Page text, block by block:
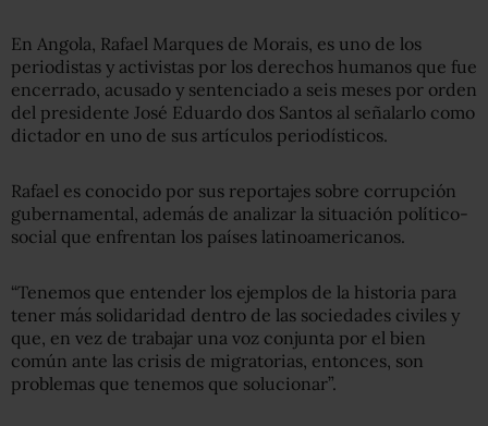
En Angola, Rafael Marques de Morais, es uno de los
periodistas y activistas por los derechos humanos que fue
encerrado, acusado y sentenciado a seis meses por orden
del presidente José Eduardo dos Santos al señalarlo como
dictador en uno de sus artículos periodísticos.
Rafael es conocido por sus reportajes sobre corrupción
gubernamental, además de analizar la situación político-
social que enfrentan los países latinoamericanos.
“Tenemos que entender los ejemplos de la historia para
tener más solidaridad dentro de las sociedades civiles y
que, en vez de trabajar una voz conjunta por el bien
común ante las crisis de migratorias, entonces, son
problemas que tenemos que solucionar”.